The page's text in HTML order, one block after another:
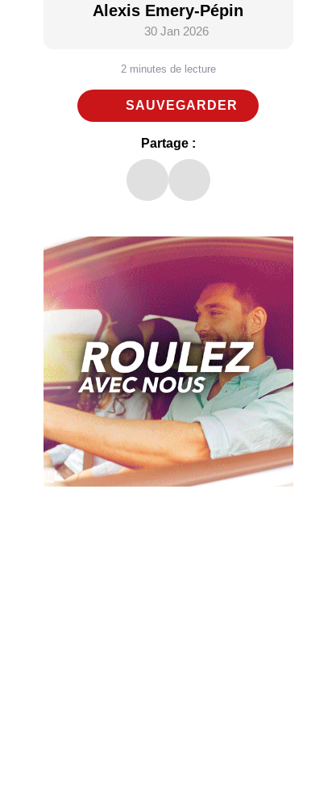
Alexis Emery-Pépin
30 Jan 2026
2 minutes de lecture
SAUVEGARDER
Partage :